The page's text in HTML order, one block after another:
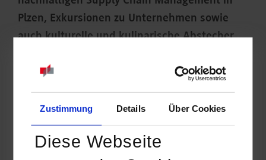
Zustimmung Details Über Cookies
Diese Webseite
Plzen, Exkursionen zu Unternehmen sowie
auch kulturelle und kulinarische Abstecher.